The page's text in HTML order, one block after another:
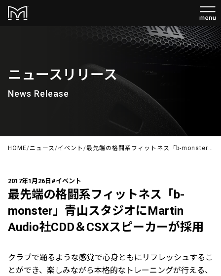
ニュースリリース
News Release
HOME/ニュース/イベント /最先端の格闘系フィットネス「b-monster」青山スタジオにMartin Audio社CDD＆CSXスピーカーが採用
2017年1月26日 #イベント
最先端の格闘系フィットネス「b-
monster」青山スタジオにMartin
Audio社CDD＆CSXスピーカーが採用
クラブで踊るような感覚で心身ともにリフレッシュするこ
とができ、楽しみながら本格的なトレーニングが行える、